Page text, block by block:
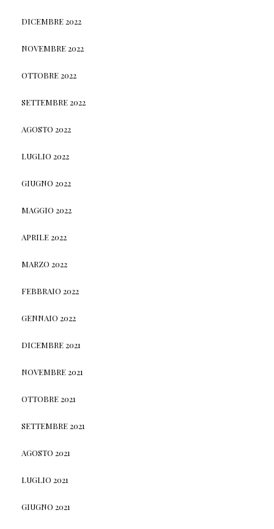
DICEMBRE 2022
NOVEMBRE 2022
OTTOBRE 2022
SETTEMBRE 2022
AGOSTO 2022
LUGLIO 2022
GIUGNO 2022
MAGGIO 2022
APRILE 2022
MARZO 2022
FEBBRAIO 2022
GENNAIO 2022
DICEMBRE 2021
NOVEMBRE 2021
OTTOBRE 2021
SETTEMBRE 2021
AGOSTO 2021
LUGLIO 2021
GIUGNO 2021